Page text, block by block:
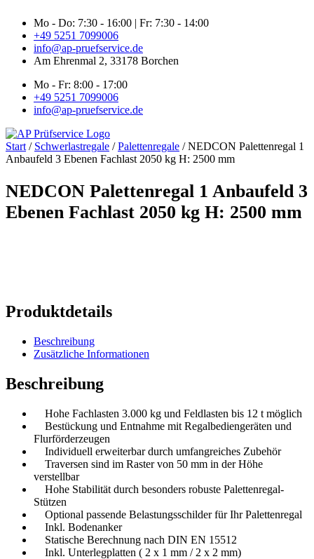
Inhalt
springen
Mo - Do: 7:30 - 16:00 | Fr: 7:30 - 14:00
+49 5251 7099006
info@ap-pruefservice.de
Am Ehrenmal 2, 33178 Borchen
Mo - Fr: 8:00 - 17:00
+49 5251 7099006
info@ap-pruefservice.de
Start / Schwerlastregale /Palettenregale / NEDCON Palettenregal 1
Anbaufeld 3 Ebenen Fachlast 2050 kg H: 2500 mm
NEDCON Palettenregal 1 Anbaufeld 3
Ebenen Fachlast 2050 kg H: 2500 mm
Produktdetails
Beschreibung
Zusätzliche Informationen
Beschreibung
Hohe Fachlasten 3.000 kg und Feldlasten bis 12 t möglich
Bestückung und Entnahme mit Regalbediengeräten und
Flurförderzeugen
Individuell erweiterbar durch umfangreiches Zubehör
Traversen sind im Raster von 50 mm in der Höhe
verstellbar
Hohe Stabilität durch besonders robuste Palettenregal-
Stützen
Optional passende Belastungsschilder für Ihr Palettenregal
Inkl. Bodenanker
Statische Berechnung nach DIN EN 15512
Inkl. Unterlegplatten ( 2 x 1 mm / 2 x 2 mm)